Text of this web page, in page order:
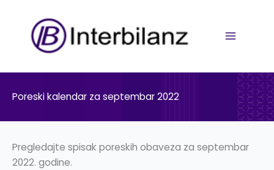
sadržaj
Poreski kalendar za septembar 2022
Pregledajte spisak poreskih obaveza za septembar
2022. godine.